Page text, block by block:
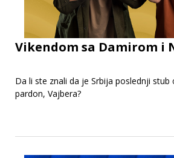
Vikendom sa Damirom i
Da li ste znali da je Srbija poslednji stub
pardon, Vajbera?